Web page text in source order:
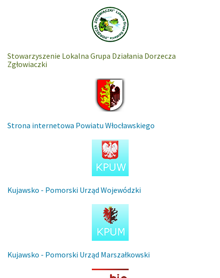
Stowarzyszenie Lokalna Grupa Działania Dorzecza
Zgłowiaczki
Strona internetowa Powiatu Włocławskiego
Kujawsko - Pomorski Urząd Wojewódzki
Kujawsko - Pomorski Urząd Marszałkowski